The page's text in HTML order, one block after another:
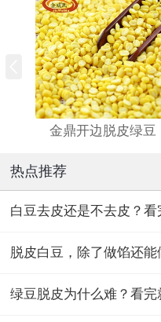
金鼎开边脱皮绿豆
热点推荐
白豆去皮还是不去皮？
脱皮白豆，除了做馅还能
绿豆脱皮为什么难？看完